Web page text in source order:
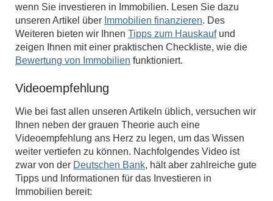
wenn Sie investieren in Immobilien. Lesen Sie dazu
unseren Artikel über Immobilien finanzieren. Des
Weiteren bieten wir Ihnen Tipps zum Hauskaufund
zeigen Ihnen mit einer praktischen Checkliste, wie die
Bewertung von Immobilien funktioniert.
Videoempfehlung
Wie bei fast allen unseren Artikeln üblich, versuchen wir
Ihnen neben der grauen Theorie auch eine
Videoempfehlung ans Herz zu legen, um das Wissen
weiter vertiefen zu können. Nachfolgendes Video ist
zwar von der Deutschen Bank, hält aber zahlreiche gute
Tipps und Informationen für das Investieren in
Immobilien bereit: